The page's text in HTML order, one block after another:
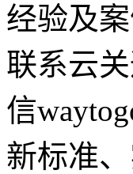
经验及案
联系云
信
新标准